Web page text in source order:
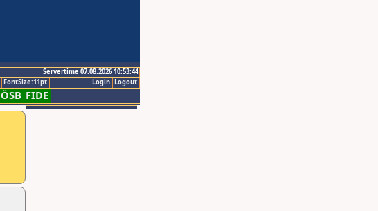
Servertime 07.08.2026 10:53:44
Logout
Login
FontSize:11pt
ÖSB FIDE